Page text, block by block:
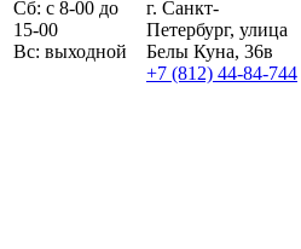
Сб: с 8-00 до
15-00
Вс: выходной
г. Санкт-
Петербург, улица
Белы Куна, 36в
+7 (812) 44-84-744